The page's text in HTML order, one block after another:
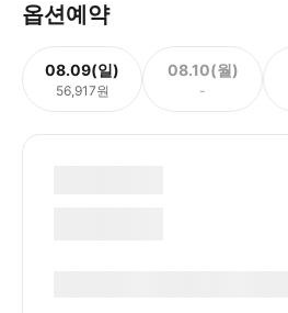
옵션예약
08.09(일)
56,917원
08.10(월)
-